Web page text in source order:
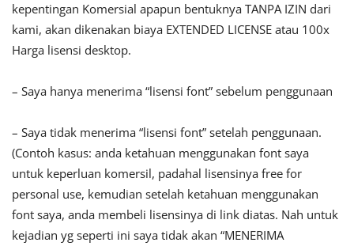
kepentingan Komersial apapun bentuknya TANPA IZIN dari
kami, akan dikenakan biaya EXTENDED LICENSE atau 100x
Harga lisensi desktop.
– Saya hanya menerima “lisensi font” sebelum penggunaan
– Saya tidak menerima “lisensi font” setelah penggunaan.
(Contoh kasus: anda ketahuan menggunakan font saya
untuk keperluan komersil, padahal lisensinya free for
personal use, kemudian setelah ketahuan menggunakan
font saya, anda membeli lisensinya di link diatas. Nah untuk
kejadian yg seperti ini saya tidak akan “MENERIMA